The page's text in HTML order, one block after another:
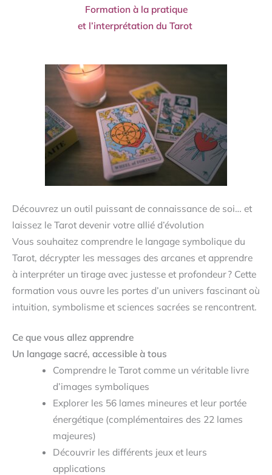
Formation à la pratique
et l’interprétation du Tarot
Découvrez un outil puissant de connaissance de soi… et
laissez le Tarot devenir votre allié d’évolution
Vous souhaitez comprendre le langage symbolique du
Tarot, décrypter les messages des arcanes et apprendre
à interpréter un tirage avec justesse et profondeur ? Cette
formation vous ouvre les portes d’un univers fascinant où
intuition, symbolisme et sciences sacrées se rencontrent.
Ce que vous allez apprendre
Un langage sacré, accessible à tous
Comprendre le Tarot comme un véritable livre
d’images symboliques
Explorer les 56 lames mineures et leur portée
énergétique (complémentaires des 22 lames
majeures)
Découvrir les différents jeux et leurs
applications